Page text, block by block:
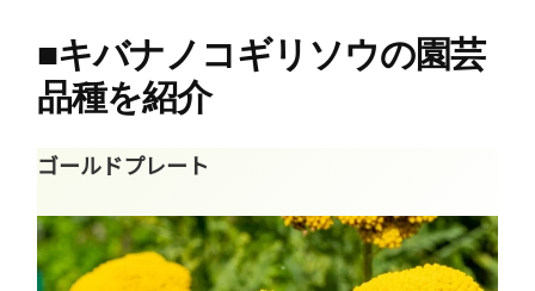
■キバナノコギリソウの園芸
品種を紹介
ゴールドプレート